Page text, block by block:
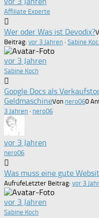
Affiliate Experte
Wer oder Was ist Devodix?
Beitrag: vor 3 Jahren · Sabine
vor 3 Jahren
Sabine Koch
Google Docs als
GeldmaschineVon nero060
3 Jahren · nero06
vor 3 Jahren
nero06
Was muss eine gute
AufrufeLetzter Beitrag: vor 3
vor 3 Jahren
Sabine Koch